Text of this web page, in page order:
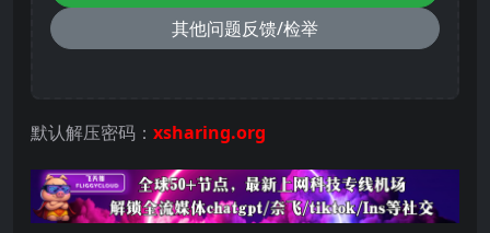
其他问题反馈/检举
默认解压密码： xsharing.org